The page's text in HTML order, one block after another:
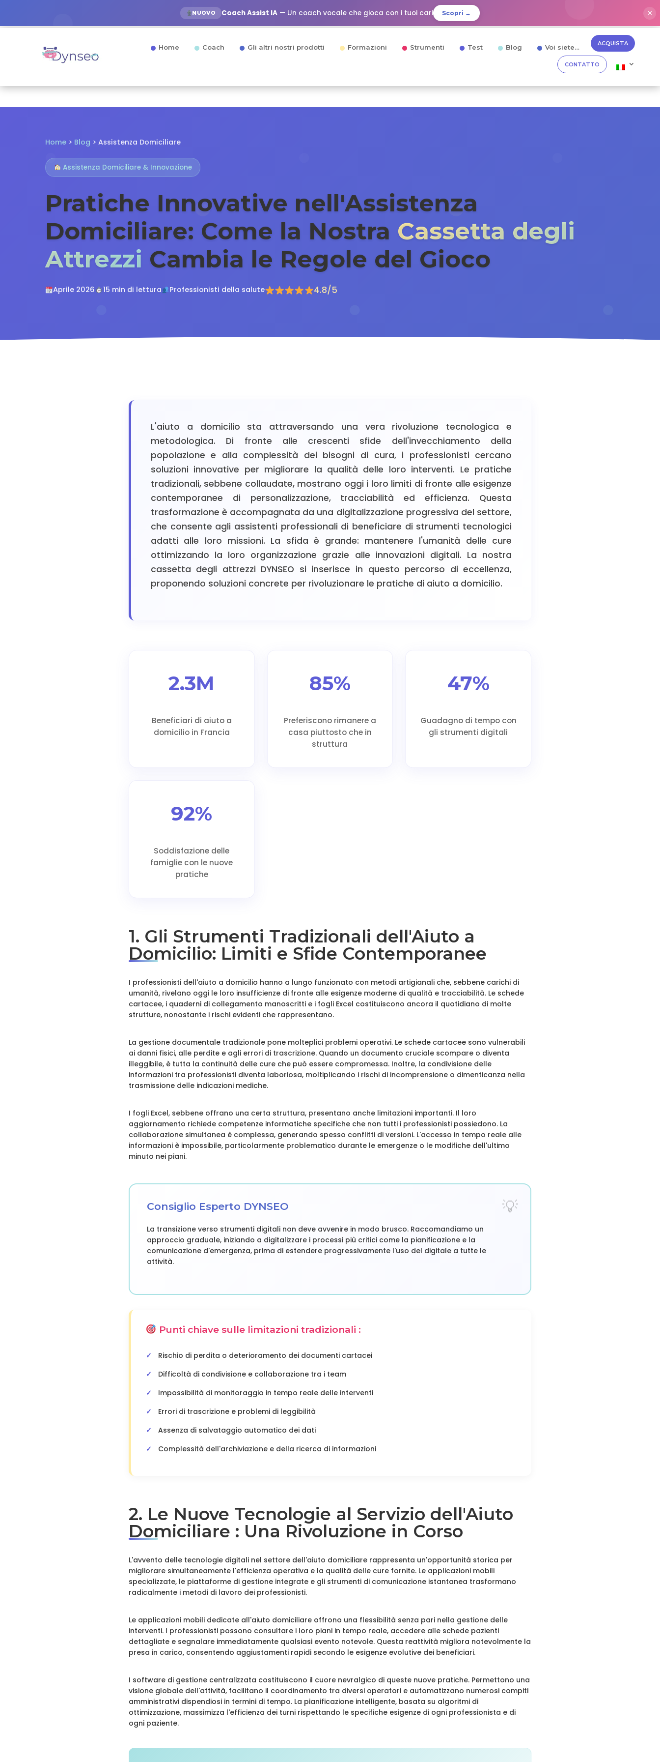
NUOVO Coach Assist IA — Un coach vocale che gioca con i tuoi cari Scopri → ✕
Home Coach Gli altri nostri prodotti Formazioni Strumenti Test Blog Voi siete… ACQUISTA
CONTATTO
Home > Blog > Assistenza Domiciliare
Assistenza Domiciliare & Innovazione
Pratiche Innovative nell'Assistenza
Domiciliare: Come la Nostra Cassetta degli
Attrezzi Cambia le Regole del Gioco
Aprile 2026 15 min di lettura Professionisti della salute 4.8/5
L'aiuto a domicilio sta attraversando una vera rivoluzione tecnologica e
metodologica. Di fronte alle crescenti sfide dell'invecchiamento della
popolazione e alla complessità dei bisogni di cura, i professionisti cercano
soluzioni innovative per migliorare la qualità delle loro interventi. Le pratiche
tradizionali, sebbene collaudate, mostrano oggi i loro limiti di fronte alle esigenze
contemporanee di personalizzazione, tracciabilità ed efficienza. Questa
trasformazione è accompagnata da una digitalizzazione progressiva del settore,
che consente agli assistenti professionali di beneficiare di strumenti tecnologici
adatti alle loro missioni. La sfida è grande: mantenere l'umanità delle cure
ottimizzando la loro organizzazione grazie alle innovazioni digitali. La nostra
cassetta degli attrezzi DYNSEO si inserisce in questo percorso di eccellenza,
proponendo soluzioni concrete per rivoluzionare le pratiche di aiuto a domicilio.
2.3M
Beneficiari di aiuto a
domicilio in Francia
85%
Preferiscono rimanere a
casa piuttosto che in
struttura
47%
Guadagno di tempo con
gli strumenti digitali
92%
Soddisfazione delle
famiglie con le nuove
pratiche
1. Gli Strumenti Tradizionali dell'Aiuto a
Domicilio: Limiti e Sfide Contemporanee
I professionisti dell'aiuto a domicilio hanno a lungo funzionato con metodi artigianali che, sebbene carichi di
umanità, rivelano oggi le loro insufficienze di fronte alle esigenze moderne di qualità e tracciabilità. Le schede
cartacee, i quaderni di collegamento manoscritti e i fogli Excel costituiscono ancora il quotidiano di molte
strutture, nonostante i rischi evidenti che rappresentano.
La gestione documentale tradizionale pone molteplici problemi operativi. Le schede cartacee sono vulnerabili
ai danni fisici, alle perdite e agli errori di trascrizione. Quando un documento cruciale scompare o diventa
illeggibile, è tutta la continuità delle cure che può essere compromessa. Inoltre, la condivisione delle
informazioni tra professionisti diventa laboriosa, moltiplicando i rischi di incomprensione o dimenticanza nella
trasmissione delle indicazioni mediche.
I fogli Excel, sebbene offrano una certa struttura, presentano anche limitazioni importanti. Il loro
aggiornamento richiede competenze informatiche specifiche che non tutti i professionisti possiedono. La
collaborazione simultanea è complessa, generando spesso conflitti di versioni. L'accesso in tempo reale alle
informazioni è impossibile, particolarmente problematico durante le emergenze o le modifiche dell'ultimo
minuto nei piani.
Consiglio Esperto DYNSEO
La transizione verso strumenti digitali non deve avvenire in modo brusco. Raccomandiamo un
approccio graduale, iniziando a digitalizzare i processi più critici come la pianificazione e la
comunicazione d'emergenza, prima di estendere progressivamente l'uso del digitale a tutte le
attività.
Punti chiave sulle limitazioni tradizionali :
Rischio di perdita o deterioramento dei documenti cartacei
Difficoltà di condivisione e collaborazione tra i team
Impossibilità di monitoraggio in tempo reale delle interventi
Errori di trascrizione e problemi di leggibilità
Assenza di salvataggio automatico dei dati
Complessità dell'archiviazione e della ricerca di informazioni
2. Le Nuove Tecnologie al Servizio dell'Aiuto
Domiciliare : Una Rivoluzione in Corso
L'avvento delle tecnologie digitali nel settore dell'aiuto domiciliare rappresenta un'opportunità storica per
migliorare simultaneamente l'efficienza operativa e la qualità delle cure fornite. Le applicazioni mobili
specializzate, le piattaforme di gestione integrate e gli strumenti di comunicazione istantanea trasformano
radicalmente i metodi di lavoro dei professionisti.
Le applicazioni mobili dedicate all'aiuto domiciliare offrono una flessibilità senza pari nella gestione delle
interventi. I professionisti possono consultare i loro piani in tempo reale, accedere alle schede pazienti
dettagliate e segnalare immediatamente qualsiasi evento notevole. Questa reattività migliora notevolmente la
presa in carico, consentendo aggiustamenti rapidi secondo le esigenze evolutive dei beneficiari.
I software di gestione centralizzata costituiscono il cuore nevralgico di queste nuove pratiche. Permettono una
visione globale dell'attività, facilitano il coordinamento tra diversi operatori e automatizzano numerosi compiti
amministrativi dispendiosi in termini di tempo. La pianificazione intelligente, basata su algoritmi di
ottimizzazione, massimizza l'efficienza dei turni rispettando le specifiche esigenze di ogni professionista e di
ogni paziente.